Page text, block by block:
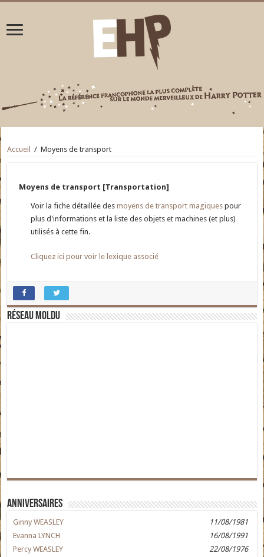
Accueil / Moyens de transport
Moyens de transport [Transportation]
Voir la fiche détaillée desmoyens de transport magiques pour
plus d'informations et la liste des objets et machines (et plus)
utilisés à cette fin.
Cliquez ici pour voir le lexique associé
Réseau moldu
Anniversaires
Ginny WEASLEY
11/08/1981
Evanna LYNCH
16/08/1991
Percy WEASLEY
22/08/1976